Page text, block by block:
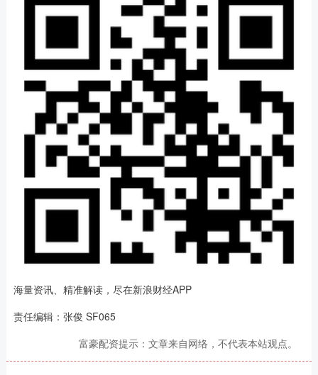
海量资讯、精准解读，尽在新浪财经APP
责任编辑：张俊 SF065
富豪配资提示：文章来自网络，不代表本站观点。